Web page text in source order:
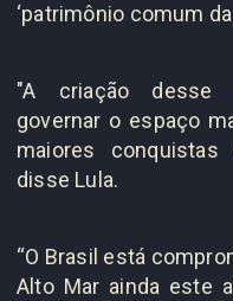
‘patrimônio comum
"A criação desse
governar o espaço
maiores conquistas
disse Lula.
“O Brasil está
Alto Mar ainda este